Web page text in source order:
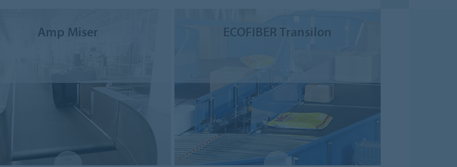
Amp Miser ECOFIBER Transilon